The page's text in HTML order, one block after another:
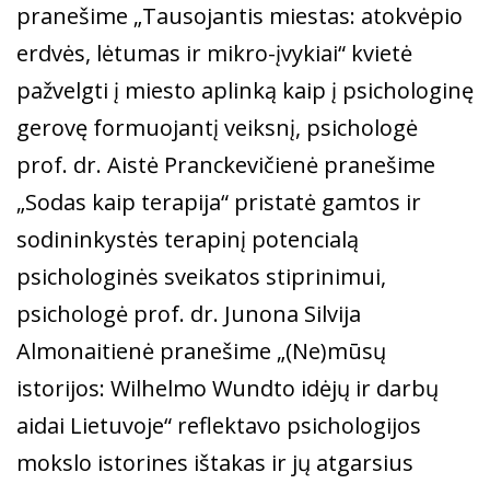
pranešime „Tausojantis miestas: atokvėpio
erdvės, lėtumas ir mikro-įvykiai“ kvietė
pažvelgti į miesto aplinką kaip į psichologinę
gerovę formuojantį veiksnį, psichologė
prof. dr. Aistė Pranckevičienė pranešime
„Sodas kaip terapija“ pristatė gamtos ir
sodininkystės terapinį potencialą
psichologinės sveikatos stiprinimui,
psichologė prof. dr. Junona Silvija
Almonaitienė pranešime „(Ne)mūsų
istorijos: Wilhelmo Wundto idėjų ir darbų
aidai Lietuvoje“ reflektavo psichologijos
mokslo istorines ištakas ir jų atgarsius